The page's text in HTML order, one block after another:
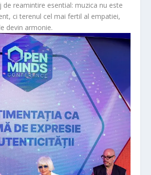
reamintire esential: muzica nu este
ci terenul cel mai fertil al empatiei,
devin armonie.